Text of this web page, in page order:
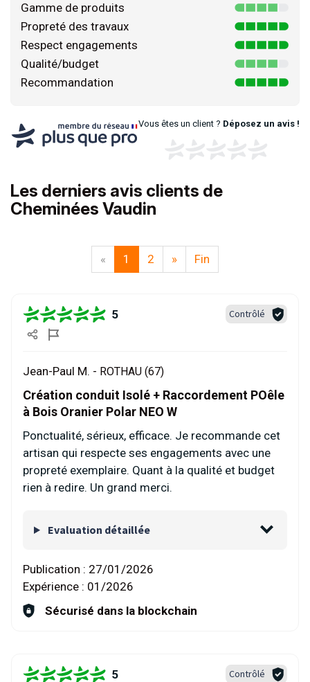
Gamme de produits
Propreté des travaux
Respect engagements
Qualité/budget
Recommandation
Vous êtes un client ? Déposez un avis !
Les derniers avis clients de
Cheminées Vaudin
« 1 2 » Fin
5 Contrôlé
Jean-Paul M. - ROTHAU (67)
Création conduit Isolé + Raccordement POêle
à Bois Oranier Polar NEO W
Ponctualité, sérieux, efficace. Je recommande cet
artisan qui respecte ses engagements avec une
propreté exemplaire. Quant à la qualité et budget
rien à redire. Un grand merci.
Evaluation détaillée
Publication : 27/01/2026
Expérience : 01/2026
Sécurisé dans la blockchain
5 Contrôlé